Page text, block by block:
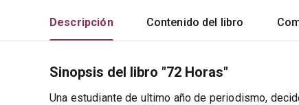
Descripción Contenido del libro
Sinopsis del libro "72 Horas"
Una estudiante de ultimo año de periodismo,